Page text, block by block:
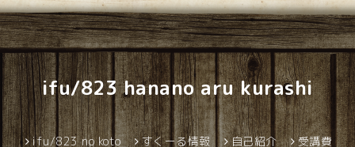
ifu/823 hanano aru kurashi
ifu/823 no koto すくーる情報 自己紹介 受講費